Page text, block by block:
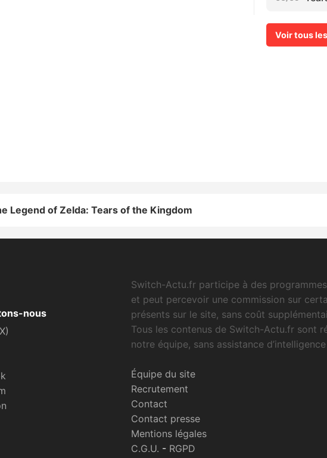
Voir tous
Legend of Zelda: Tears of the Kingdom
nous
Switch-Actu.fr participe à des
et peut percevoir une commission sur
présents sur le site, sans coût
Tous les contenus de Switch-Actu.fr sont
notre équipe, sans assistance
Équipe du site
Recrutement
Contact
Contact presse
Mentions légales
C.G.U. - RGPD